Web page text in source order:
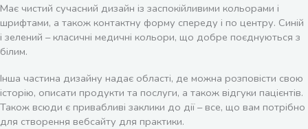
Має чистий сучасний дизайн із заспокійливими кольорами і
шрифтами, а також контактну форму спереду і по центру. Синій
і зелений – класичні медичні кольори, що добре поєднуються з
білим.
Інша частина дизайну надає області, де можна розповісти свою
історію, описати продукти та послуги, а також відгуки пацієнтів.
Також всюди є привабливі заклики до дії – все, що вам потрібно
для створення вебсайту для практики.